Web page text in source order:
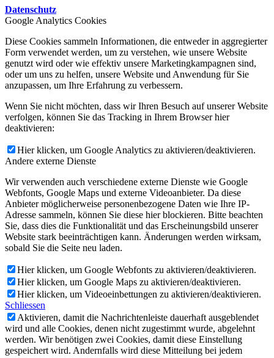
Datenschutz
Google Analytics Cookies
Diese Cookies sammeln Informationen, die entweder in aggregierter
Form verwendet werden, um zu verstehen, wie unsere Website
genutzt wird oder wie effektiv unsere Marketingkampagnen sind,
oder um uns zu helfen, unsere Website und Anwendung für Sie
anzupassen, um Ihre Erfahrung zu verbessern.
Wenn Sie nicht möchten, dass wir Ihren Besuch auf unserer Website
verfolgen, können Sie das Tracking in Ihrem Browser hier
deaktivieren:
Hier klicken, um Google Analytics zu aktivieren/deaktivieren.
Andere externe Dienste
Wir verwenden auch verschiedene externe Dienste wie Google
Webfonts, Google Maps und externe Videoanbieter. Da diese
Anbieter möglicherweise personenbezogene Daten wie Ihre IP-
Adresse sammeln, können Sie diese hier blockieren. Bitte beachten
Sie, dass dies die Funktionalität und das Erscheinungsbild unserer
Website stark beeinträchtigen kann. Änderungen werden wirksam,
sobald Sie die Seite neu laden.
Hier klicken, um Google Webfonts zu aktivieren/deaktivieren.
Hier klicken, um Google Maps zu aktivieren/deaktivieren.
Hier klicken, um Videoeinbettungen zu aktivieren/deaktivieren.
Schliessen
Aktivieren, damit die Nachrichtenleiste dauerhaft ausgeblendet
wird und alle Cookies, denen nicht zugestimmt wurde, abgelehnt
werden. Wir benötigen zwei Cookies, damit diese Einstellung
gespeichert wird. Andernfalls wird diese Mitteilung bei jedem